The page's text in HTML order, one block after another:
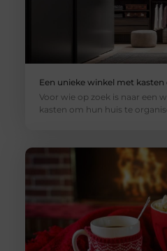
Een unieke winkel met
Voor wie op zoek is naar een
kasten om hun huis te